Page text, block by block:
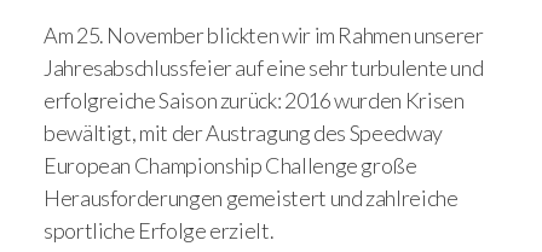
Am 25. November blickten wir im Rahmen unserer
Jahresabschlussfeier auf eine sehr turbulente und
erfolgreiche Saison zurück: 2016 wurden Krisen
bewältigt, mit der Austragung des Speedway
European Championship Challenge große
Herausforderungen gemeistert und zahlreiche
sportliche Erfolge erzielt.